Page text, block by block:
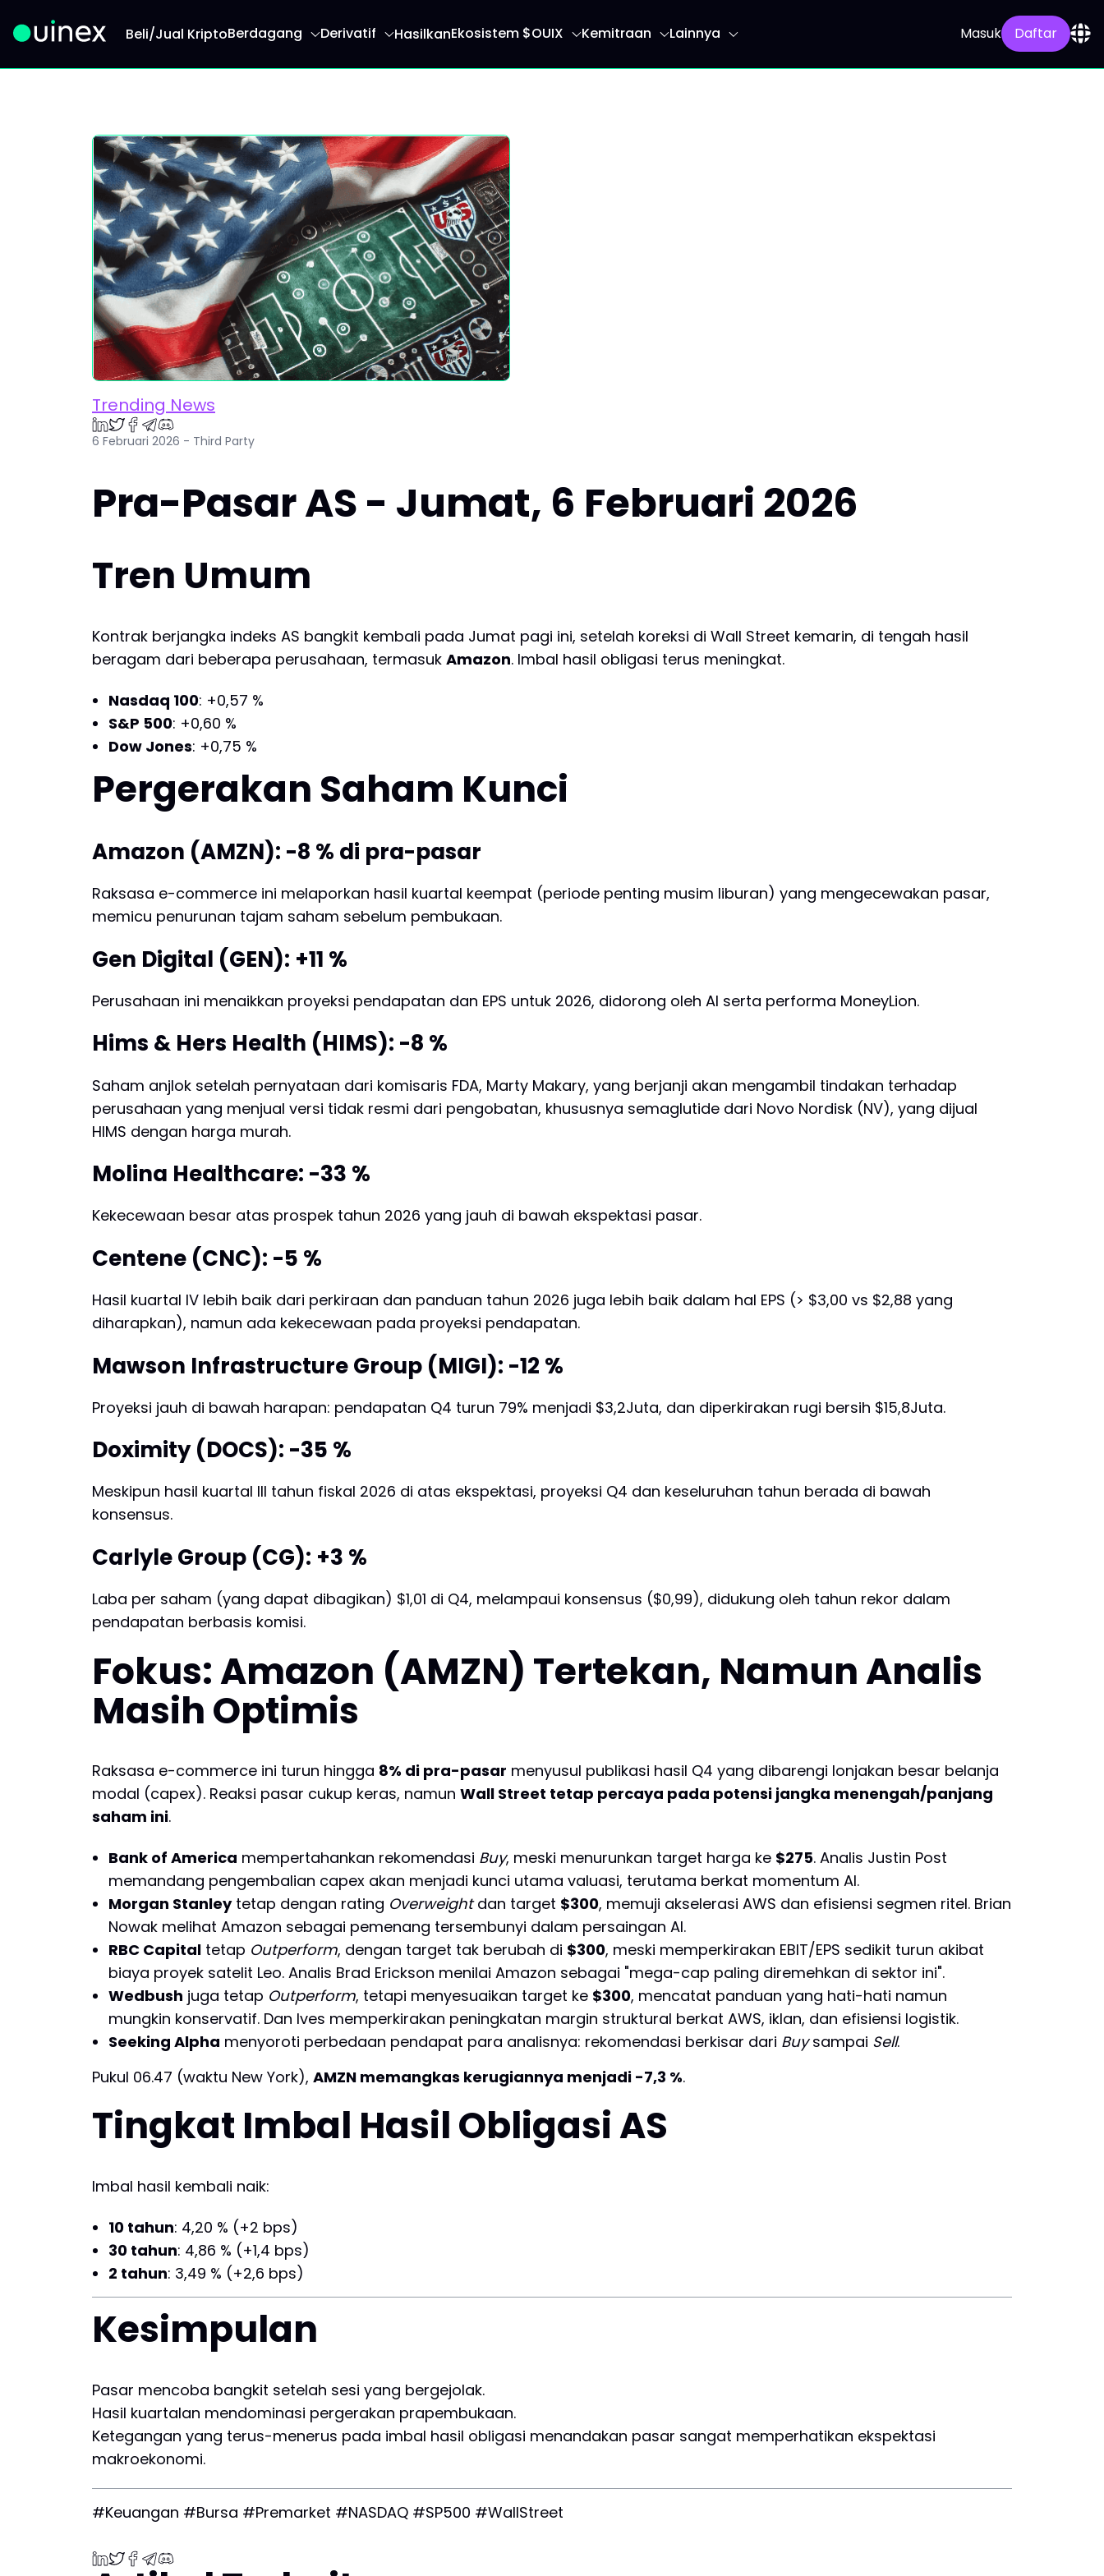
Beli/Jual KriptoBerdagang Derivatif HasilkanEkosistem $OUIX Kemitraan Lainnya Masuk Daftar
Trending News
6 Februari 2026 - Third Party
Pra-Pasar AS - Jumat, 6 Februari 2026
Tren Umum
Kontrak berjangka indeks AS bangkit kembali pada Jumat pagi ini, setelah koreksi di Wall Street kemarin, di tengah hasil
beragam dari beberapa perusahaan, termasuk Amazon. Imbal hasil obligasi terus meningkat.
Nasdaq 100: +0,57 %
S&P 500: +0,60 %
Dow Jones: +0,75 %
Pergerakan Saham Kunci
Amazon (AMZN): -8 % di pra-pasar
Raksasa e-commerce ini melaporkan hasil kuartal keempat (periode penting musim liburan) yang mengecewakan pasar,
memicu penurunan tajam saham sebelum pembukaan.
Gen Digital (GEN): +11 %
Perusahaan ini menaikkan proyeksi pendapatan dan EPS untuk 2026, didorong oleh AI serta performa MoneyLion.
Hims & Hers Health (HIMS): -8 %
Saham anjlok setelah pernyataan dari komisaris FDA, Marty Makary, yang berjanji akan mengambil tindakan terhadap
perusahaan yang menjual versi tidak resmi dari pengobatan, khususnya semaglutide dari Novo Nordisk (NV), yang dijual
HIMS dengan harga murah.
Molina Healthcare: -33 %
Kekecewaan besar atas prospek tahun 2026 yang jauh di bawah ekspektasi pasar.
Centene (CNC): -5 %
Hasil kuartal IV lebih baik dari perkiraan dan panduan tahun 2026 juga lebih baik dalam hal EPS (> $3,00 vs $2,88 yang
diharapkan), namun ada kekecewaan pada proyeksi pendapatan.
Mawson Infrastructure Group (MIGI): -12 %
Proyeksi jauh di bawah harapan: pendapatan Q4 turun 79% menjadi $3,2Juta, dan diperkirakan rugi bersih $15,8Juta.
Doximity (DOCS): -35 %
Meskipun hasil kuartal III tahun fiskal 2026 di atas ekspektasi, proyeksi Q4 dan keseluruhan tahun berada di bawah
konsensus.
Carlyle Group (CG): +3 %
Laba per saham (yang dapat dibagikan) $1,01 di Q4, melampaui konsensus ($0,99), didukung oleh tahun rekor dalam
pendapatan berbasis komisi.
Fokus: Amazon (AMZN) Tertekan, Namun Analis
Masih Optimis
Raksasa e-commerce ini turun hingga 8% di pra-pasar menyusul publikasi hasil Q4 yang dibarengi lonjakan besar belanja
modal (capex). Reaksi pasar cukup keras, namun Wall Street tetap percaya pada potensi jangka menengah/panjang
saham ini.
Bank of America mempertahankan rekomendasi Buy, meski menurunkan target harga ke $275. Analis Justin Post
memandang pengembalian capex akan menjadi kunci utama valuasi, terutama berkat momentum AI.
Morgan Stanleytetap dengan rating Overweightdan target $300, memuji akselerasi AWS dan efisiensi segmen ritel. Brian
Nowak melihat Amazon sebagai pemenang tersembunyi dalam persaingan AI.
RBC Capital tetap Outperform, dengan target tak berubah di $300, meski memperkirakan EBIT/EPS sedikit turun akibat
biaya proyek satelit Leo. Analis Brad Erickson menilai Amazon sebagai "mega-cap paling diremehkan di sektor ini".
Wedbush juga tetap Outperform, tetapi menyesuaikan target ke $300, mencatat panduan yang hati-hati namun
mungkin konservatif. Dan Ives memperkirakan peningkatan margin struktural berkat AWS, iklan, dan efisiensi logistik.
Seeking Alpha menyoroti perbedaan pendapat para analisnya: rekomendasi berkisar dari Buysampai Sell.
Pukul 06.47 (waktu New York), AMZN memangkas kerugiannya menjadi -7,3 %.
Tingkat Imbal Hasil Obligasi AS
Imbal hasil kembali naik:
10 tahun: 4,20 % (+2 bps)
30 tahun: 4,86 % (+1,4 bps)
2 tahun: 3,49 % (+2,6 bps)
Kesimpulan
Pasar mencoba bangkit setelah sesi yang bergejolak.
Hasil kuartalan mendominasi pergerakan prapembukaan.
Ketegangan yang terus-menerus pada imbal hasil obligasi menandakan pasar sangat memperhatikan ekspektasi
makroekonomi.
#Keuangan #Bursa #Premarket #NASDAQ #SP500 #WallStreet